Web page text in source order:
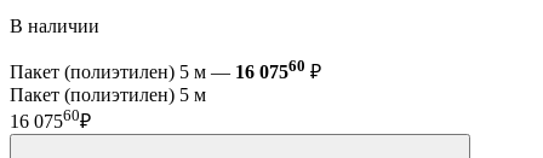
В наличии
Пакет (полиэтилен) 5 м — 16 07560 ₽
Пакет (полиэтилен) 5 м
16 07560₽